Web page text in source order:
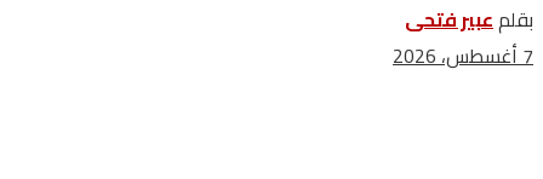
بقلمعبير فتحى
7 أغسطس، 2026